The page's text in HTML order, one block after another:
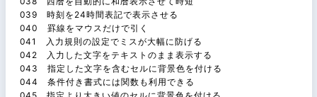
039 時刻を24時間表記で表示させる
040 罫線をマウスだけで引く
041 入力規則の設定でミスが大幅に防げる
042 入力した文字をテキストのまま表示する
043 指定した文字を含むセルに背景色を付ける
044 条件付き書式には関数も利用できる